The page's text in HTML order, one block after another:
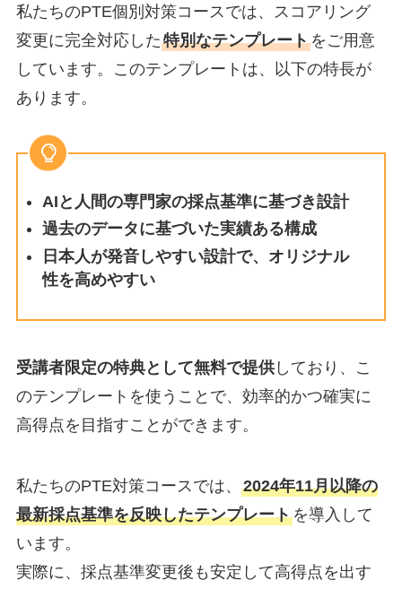
私たちのPTE個別対策コースでは、スコアリング
変更に完全対応した特別なテンプレートをご用意
しています。このテンプレートは、以下の特長が
あります。
AIと人間の専門家の採点基準に基づき設計
過去のデータに基づいた実績ある構成
日本人が発音しやすい設計で、オリジナル
性を高めやすい
受講者限定の特典として無料で提供しており、こ
のテンプレートを使うことで、効率的かつ確実に
高得点を目指すことができます。
私たちのPTE対策コースでは、 2024年11月以降の
最新採点基準を反映したテンプレートを導入して
います。
実際に、採点基準変更後も安定して高得点を出す